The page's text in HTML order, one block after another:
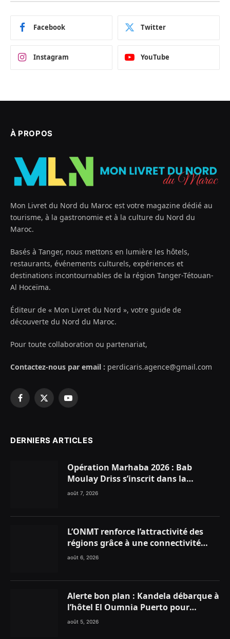
Facebook Twitter
Instagram YouTube
À PROPOS
Mon Livret du Nord du Maroc est votre magazine dédié au
tourisme, à la gastronomie et à la culture du Nord du
Maroc.
Basés à Tanger, nous mettons en lumière les hôtels,
restaurants, événements culturels, expériences et
destinations incontournables de la région Tanger-Tétouan-
Al Hoceïma.
Éditeur de « Mon Livret du Nord », votre guide de
découverte du Nord du Maroc.
Pour toute collaboration ou partenariat,
Contactez-nous par email : perdicaris.agence@gmail.com
Facebook
X
YouTube
DERNIERS ARTICLES
Opération Marhaba 2026 : Bab
Moulay Driss s’inscrit dans la
dynamique nationale en faveur des
août 7, 2026
L’ONMT renforce l’attractivité des
régions grâce à une connectivité
aérienne historique de Ryanair
août 6, 2026
Alerte bon plan : Kandela débarque à
l’hôtel El Oumnia Puerto pour
enflammer le Chiringuito Malibu
août 5, 2026